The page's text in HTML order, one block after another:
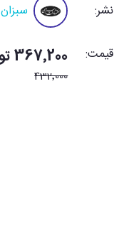
نشر: سبزان
قیمت: 367٬200 تومان
432٬000